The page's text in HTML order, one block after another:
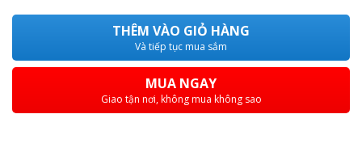
THÊM VÀO GIỎ HÀNG
Và tiếp tục mua sắm
MUA NGAY
Giao tận nơi, không mua không sao